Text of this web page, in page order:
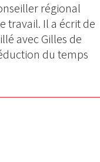
régional
travail. Il a écrit de
avec Gilles de
du temps